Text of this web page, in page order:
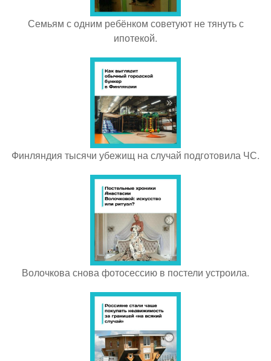
Семьям с одним ребёнком советуют не тянуть с
ипотекой.
Финляндия тысячи убежищ на случай подготовила ЧС.
Волочкова снова фотосессию в постели устроила.